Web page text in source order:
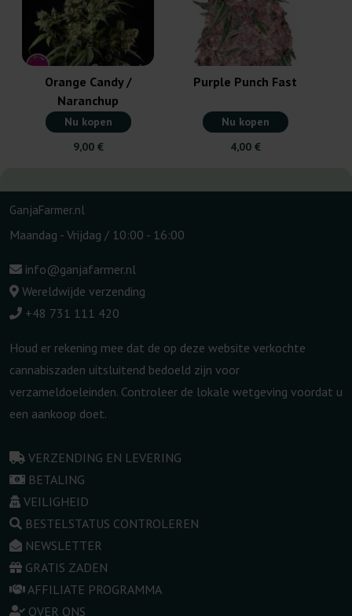
Orange Candy /
Naranchup
Nu kopen
9,00 €
Purple Punch Fast
Nu kopen
4,00 €
GanjaFarmer.nl
Maandag - Vrijdag / 10:00 - 16:00
info@ganjafarmer.nl
Wereldwijde verzending
+48 731 111 420
Houd er rekening mee dat de op deze website verkochte
cannabiszaden uitsluitend bedoeld zijn voor
verzameldoeleinden. Controleer de lokale wetgeving voordat u
een aankoop doet.
VERZENDING EN LEVERING
BETALING
VEILIGHEID
BESTELSTATUS CONTROLEREN
NEWSLETTER
GRATIS ZADEN
AFFILIATE PROGRAMMA
OVER ONS